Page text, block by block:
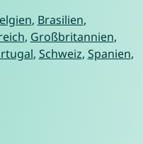
, Brasilien,
, Großbritannien,
, Schweiz, Spanien,